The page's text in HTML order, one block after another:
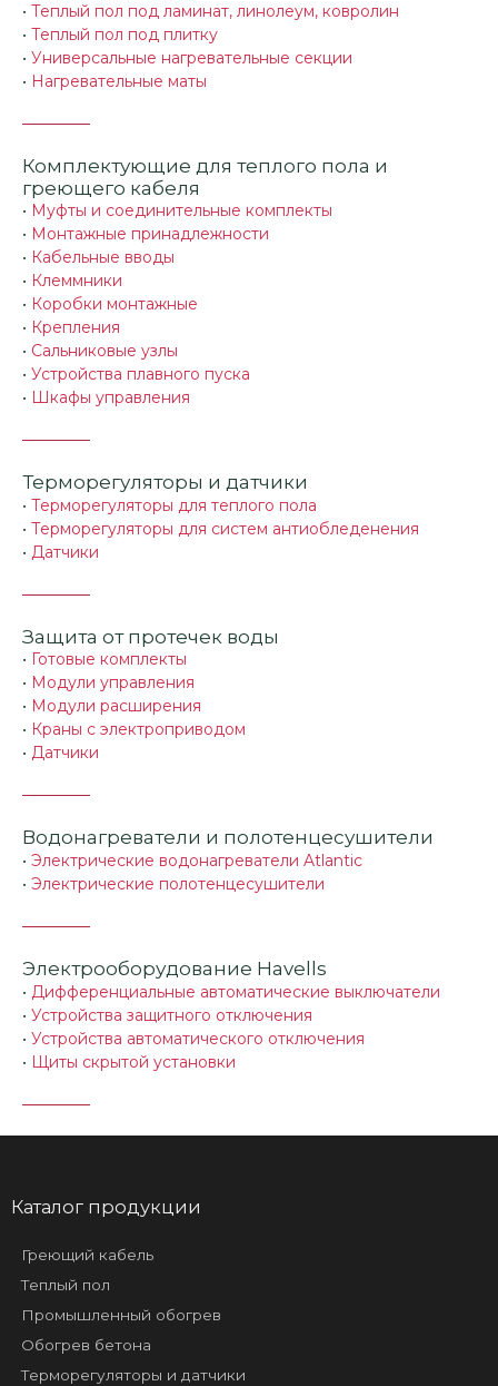
• Теплый пол под ламинат, линолеум, ковролин
• Теплый пол под плитку
• Универсальные нагревательные секции
• Нагревательные маты
Комплектующие для теплого пола и
греющего кабеля
• Муфты и соединительные комплекты
• Монтажные принадлежности
• Кабельные вводы
• Клеммники
• Коробки монтажные
• Крепления
• Сальниковые узлы
• Устройства плавного пуска
• Шкафы управления
Терморегуляторы и датчики
• Терморегуляторы для теплого пола
• Терморегуляторы для систем антиобледенения
• Датчики
Защита от протечек воды
• Готовые комплекты
• Модули управления
• Модули расширения
• Краны с электроприводом
• Датчики
Водонагреватели и полотенцесушители
• Электрические водонагреватели Atlantic
• Электрические полотенцесушители
Электрооборудование Havells
• Дифференциальные автоматические выключатели
• Устройства защитного отключения
• Устройства автоматического отключения
• Щиты скрытой установки
Каталог продукции
Греющий кабель
Теплый пол
Промышленный обогрев
Обогрев бетона
Терморегуляторы и датчики